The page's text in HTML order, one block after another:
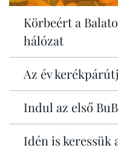
Körbeért a
hálózat
Az év
Indul az első
Idén is keressük